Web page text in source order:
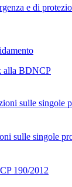
e di
alla BDNCP
sulle singole
sulle singole
190/2012